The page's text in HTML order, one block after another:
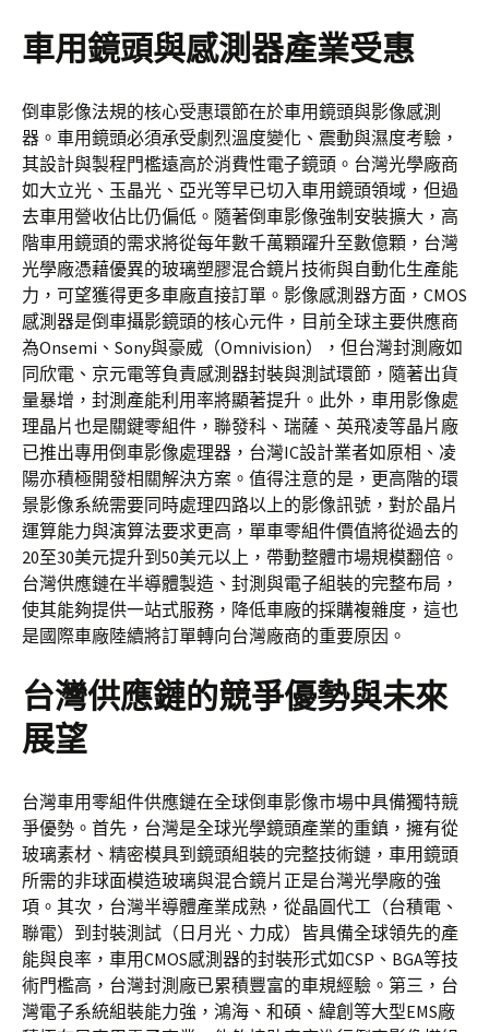
車用鏡頭與感測器產業受惠
倒車影像法規的核心受惠環節在於車用鏡頭與影像感測
器。車用鏡頭必須承受劇烈溫度變化、震動與濕度考驗，
其設計與製程門檻遠高於消費性電子鏡頭。台灣光學廠商
如大立光、玉晶光、亞光等早已切入車用鏡頭領域，但過
去車用營收佔比仍偏低。隨著倒車影像強制安裝擴大，高
階車用鏡頭的需求將從每年數千萬顆躍升至數億顆，台灣
光學廠憑藉優異的玻璃塑膠混合鏡片技術與自動化生產能
力，可望獲得更多車廠直接訂單。影像感測器方面，CMOS
感測器是倒車攝影鏡頭的核心元件，目前全球主要供應商
為Onsemi、Sony與豪威（Omnivision），但台灣封測廠如
同欣電、京元電等負責感測器封裝與測試環節，隨著出貨
量暴增，封測產能利用率將顯著提升。此外，車用影像處
理晶片也是關鍵零組件，聯發科、瑞薩、英飛凌等晶片廠
已推出專用倒車影像處理器，台灣IC設計業者如原相、凌
陽亦積極開發相關解決方案。值得注意的是，更高階的環
景影像系統需要同時處理四路以上的影像訊號，對於晶片
運算能力與演算法要求更高，單車零組件價值將從過去的
20至30美元提升到50美元以上，帶動整體市場規模翻倍。
台灣供應鏈在半導體製造、封測與電子組裝的完整布局，
使其能夠提供一站式服務，降低車廠的採購複雜度，這也
是國際車廠陸續將訂單轉向台灣廠商的重要原因。
台灣供應鏈的競爭優勢與未來
展望
台灣車用零組件供應鏈在全球倒車影像市場中具備獨特競
爭優勢。首先，台灣是全球光學鏡頭產業的重鎮，擁有從
玻璃素材、精密模具到鏡頭組裝的完整技術鏈，車用鏡頭
所需的非球面模造玻璃與混合鏡片正是台灣光學廠的強
項。其次，台灣半導體產業成熟，從晶圓代工（台積電、
聯電）到封裝測試（日月光、力成）皆具備全球領先的產
能與良率，車用CMOS感測器的封裝形式如CSP、BGA等技
術門檻高，台灣封測廠已累積豐富的車規經驗。第三，台
灣電子系統組裝能力強，鴻海、和碩、緯創等大型EMS廠